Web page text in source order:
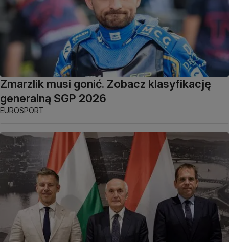
Zmarzlik musi gonić. Zobacz klasyfikację
generalną SGP 2026
EUROSPORT